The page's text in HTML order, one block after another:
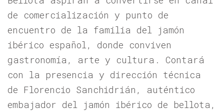
de comercialización y punto de
encuentro de la familia del jamón
ibérico español, donde conviven
gastronomía, arte y cultura. Contará
con la presencia y dirección técnica
de Florencio Sanchidrián, auténtico
embajador del jamón ibérico de bellota,